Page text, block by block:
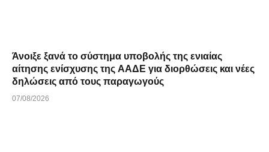
Άνοιξε ξανά το σύστημα υποβολής της ενιαίας
αίτησης ενίσχυσης της ΑΑΔΕ για διορθώσεις και νέες
δηλώσεις από τους παραγωγούς
07/08/2026